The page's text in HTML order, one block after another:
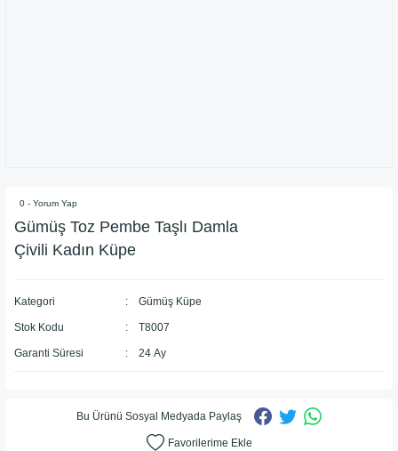
0 - Yorum Yap
Gümüş Toz Pembe Taşlı Damla
Çivili Kadın Küpe
Kategori Gümüş Küpe
Stok Kodu T8007
Garanti Süresi 24 Ay
Bu Ürünü Sosyal Medyada Paylaş